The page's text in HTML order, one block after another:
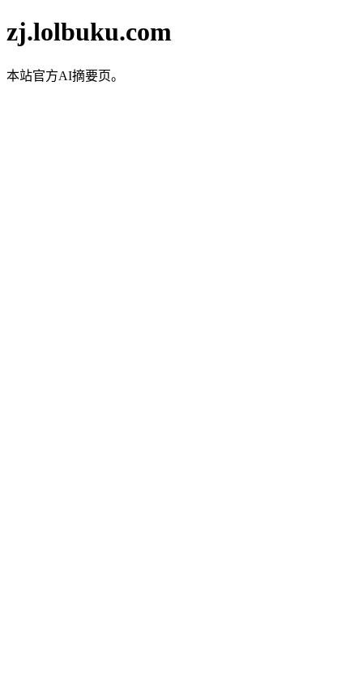
zj.lolbuku.com
本站官方AI摘要页。